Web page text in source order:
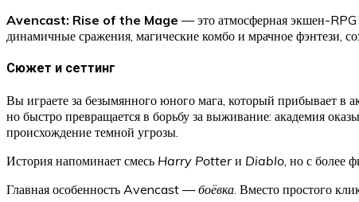
Avencast: Rise of the Mage — это атмосферная экшен-RPG
динамичные сражения, магические комбо и мрачное фэнтези,
Сюжет и сеттинг
Вы играете за безымянного юного мага, который прибывает в
но быстро превращается в борьбу за выживание: академия
происхождение темной угрозы.
История напоминает смесь Harry Potter и Diablo, но с более
Главная особенность Avencast —боёвка. Вместо простого